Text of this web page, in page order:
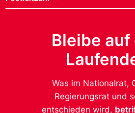
*
Datenschutz ist uns wichtig.*
Bleibe auf
Was im Nationalrat,
Regierungsrat und
entschieden wird,